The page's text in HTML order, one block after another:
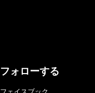
フォローする